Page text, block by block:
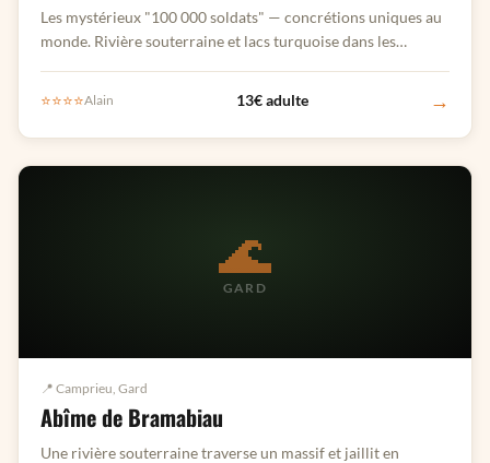
Les mystérieux "100 000 soldats" — concrétions uniques au
monde. Rivière souterraine et lacs turquoise dans les
⭐⭐⭐⭐Alain 13€ adulte →
🌊
GARD
📍 Camprieu, Gard
Abîme de Bramabiau
Une rivière souterraine traverse un massif et jaillit en